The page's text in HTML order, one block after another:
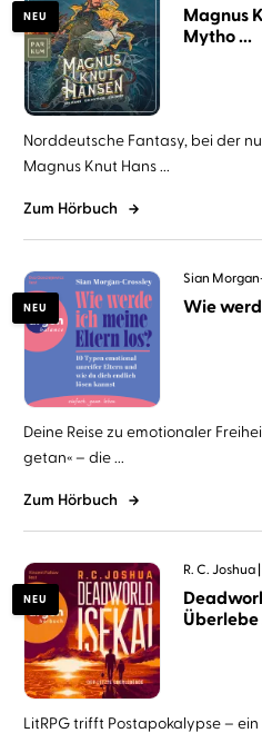
NEU
Magnus
Mytho ...
Norddeutsche Fantasy, bei der
Magnus Knut Hans ...
Zum Hörbuch
NEU
Sian
Wie
Deine Reise zu emotionaler
getan« – die ...
Zum Hörbuch
NEU
R. C. Joshua
Überlebe
LitRPG trifft Postapokalypse –